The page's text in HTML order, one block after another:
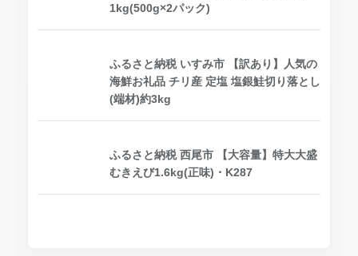
1kg(500g×2パック)
ふるさと納税 いすみ市 【訳あり】人気の
海鮮お礼品 チリ産 定塩 塩銀鮭切り落とし
(端材)約3kg
ふるさと納税 西尾市 【大容量】特大大盛
むきえび1.6kg(正味)・K287